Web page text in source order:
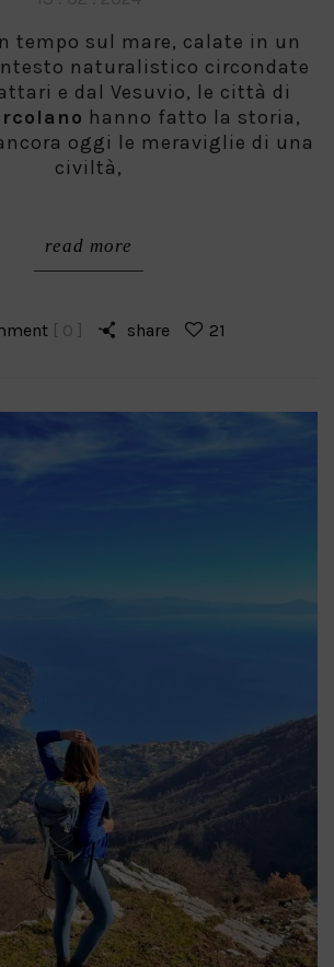
tempo sul mare, calate in un
naturalistico circondate
e dal Vesuvio, le città di
hanno fatto la storia,
oggi le meraviglie di una
civiltà,
read more
[ 0 ] share 21